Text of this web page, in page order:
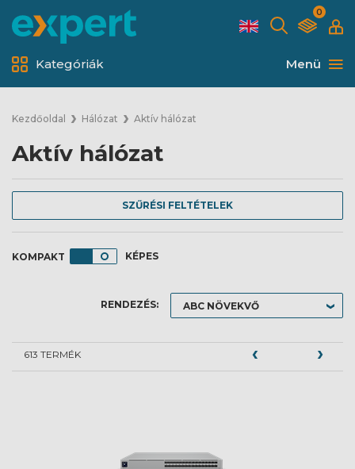
0
Menü
Kategóriák
Kezdőoldal Hálózat Aktív hálózat
Aktív hálózat
SZŰRÉSI FELTÉTELEK
KÉPES
RENDEZÉS:
613 TERMÉK